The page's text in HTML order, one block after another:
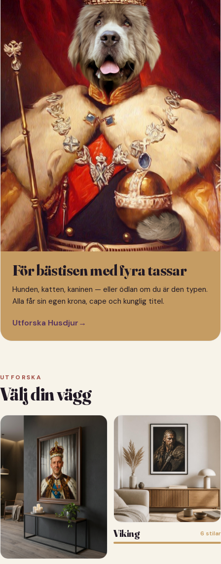
För bästisen med fyra tassar
Hunden, katten, kaninen — eller ödlan om du är den typen.
Alla får sin egen krona, cape och kunglig titel.
Utforska Husdjur→
UTFORSKA
Välj din vägg
Viking 6 stilar